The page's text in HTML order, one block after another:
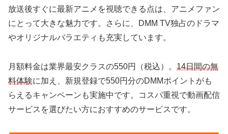
放送後すぐに最新アニメを視聴できる点は、アニメファン
にとって大きな魅力です。さらに、DMM TV独占のドラマ
やオリジナルバラエティも充実しています。
月額料金は業界最安クラスの550円（税込）。 14日間の無
料体験に加え、新規登録で550円分のDMMポイントがも
らえるキャンペーンも実施中です。コスパ重視で動画配信
サービスを選びたい方におすすめのサービスです。